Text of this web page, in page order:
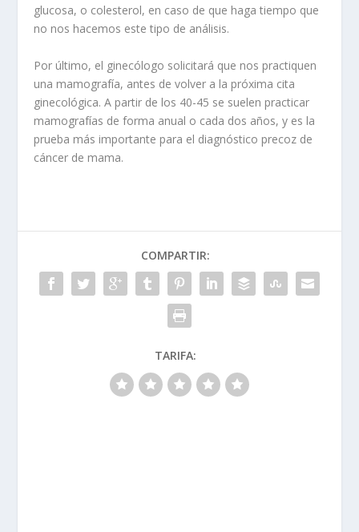
glucosa, o colesterol, en caso de que haga tiempo que
no nos hacemos este tipo de análisis.
Por último, el ginecólogo solicitará que nos practiquen
una mamografía, antes de volver a la próxima cita
ginecológica. A partir de los 40-45 se suelen practicar
mamografías de forma anual o cada dos años, y es la
prueba más importante para el diagnóstico precoz de
cáncer de mama.
COMPARTIR:
TARIFA: